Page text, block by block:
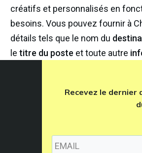
créatifs et personnalisés en
besoins. Vous pouvez fournir à
détails tels que le nom du
le titre du poste et toute autre
, et il générera un
vous pouvez gagner du temps et
clients ou de partenaires
Recevez le dernier